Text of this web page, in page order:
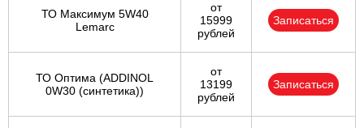
ТО Максимум 5W40
Lemarc
от
15999
рублей
Записаться
ТО Оптима (ADDINOL
0W30 (синтетика))
от
13199
рублей
Записаться